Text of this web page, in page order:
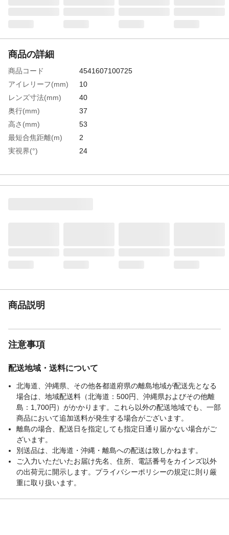
商品の詳細
商品コード
4541607100725
アイレリーフ(mm)
10
レンズ寸法(mm)
40
奥行(mm)
37
高さ(mm)
53
最短合焦距離(m)
2
実視界(°)
24
倍率(倍)
2
商品説明
注意事項
配送地域・送料について
北海道、沖縄県、その他各都道府県の離島地域が配送先となる
場合は、地域配送料（北海道：500円、沖縄県およびその他離
島：1,700円）がかかります。これら以外の配送地域でも、一部
商品において追加送料が発生する場合がございます。
離島の場合、配送日を指定しても指定日通り届かない場合がご
ざいます。
別送品は、北海道・沖縄・離島への配送は致しかねます。
ご入力いただいたお届け先名、住所、電話番号をカインズ以外
の出荷元に開示します。プライバシーポリシーの規定に則り厳
重に取り扱います。